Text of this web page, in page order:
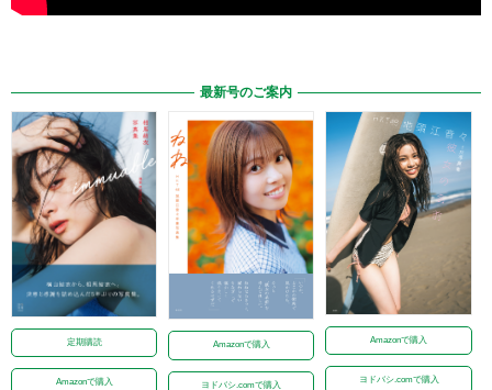
最新号のご案内
定期購読
Amazonで購入
Amazonで購入
ヨドバシ.comで購入
Amazonで購入
ヨドバシ.comで購入